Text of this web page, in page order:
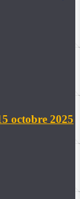
octobre 2025